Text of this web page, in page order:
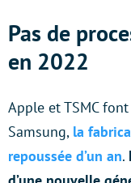
Pas de
en 2022
Apple et TSMC
Samsung, la
repoussée d’un an.